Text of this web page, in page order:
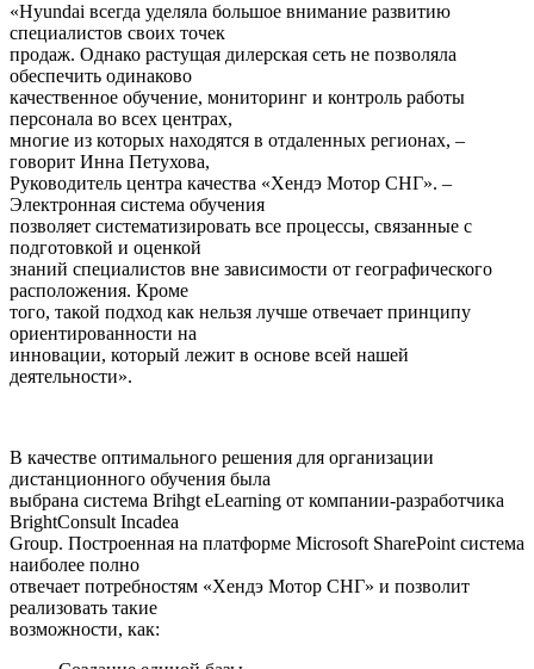
«Hyundai всегда уделяла большое внимание развитию
специалистов своих точек
продаж. Однако растущая дилерская сеть не позволяла
обеспечить одинаково
качественное обучение, мониторинг и контроль работы
персонала во всех центрах,
многие из которых находятся в отдаленных регионах, –
говорит Инна Петухова,
Руководитель центра качества «Хендэ Мотор СНГ». –
Электронная система обучения
позволяет систематизировать все процессы, связанные с
подготовкой и оценкой
знаний специалистов вне зависимости от географического
расположения. Кроме
того, такой подход как нельзя лучше отвечает принципу
ориентированности на
инновации, который лежит в основе всей нашей
деятельности».
В качестве оптимального решения для организации
дистанционного обучения была
выбрана система Brihgt eLearning от компании-разработчика
BrightConsult Incadea
Group. Построенная на платформе Microsoft SharePoint система
наиболее полно
отвечает потребностям «Хендэ Мотор СНГ» и позволит
реализовать такие
возможности, как: